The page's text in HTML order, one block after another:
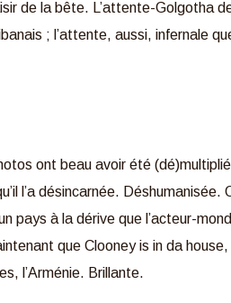
de la bête. L’attente-Golgotha
; l’attente, aussi, infernale
ont beau avoir été
l’a désincarnée.
pays à la dérive que l’acteur-
que Clooney is in da
l’Arménie. Brillante.